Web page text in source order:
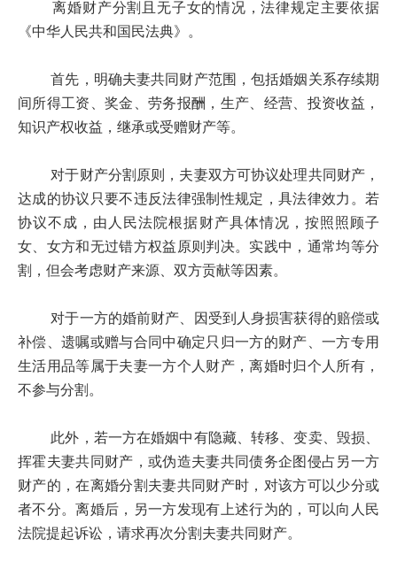
离婚财产分割且无子女的情况，法律规定主要依据
《中华人民共和国民法典》。
首先，明确夫妻共同财产范围，包括婚姻关系存续期
间所得工资、奖金、劳务报酬，生产、经营、投资收益，
知识产权收益，继承或受赠财产等。
对于财产分割原则，夫妻双方可协议处理共同财产，
达成的协议只要不违反法律强制性规定，具法律效力。若
协议不成，由人民法院根据财产具体情况，按照照顾子
女、女方和无过错方权益原则判决。实践中，通常均等分
割，但会考虑财产来源、双方贡献等因素。
对于一方的婚前财产、因受到人身损害获得的赔偿或
补偿、遗嘱或赠与合同中确定只归一方的财产、一方专用
生活用品等属于夫妻一方个人财产，离婚时归个人所有，
不参与分割。
此外，若一方在婚姻中有隐藏、转移、变卖、毁损、
挥霍夫妻共同财产，或伪造夫妻共同债务企图侵占另一方
财产的，在离婚分割夫妻共同财产时，对该方可以少分或
者不分。离婚后，另一方发现有上述行为的，可以向人民
法院提起诉讼，请求再次分割夫妻共同财产。